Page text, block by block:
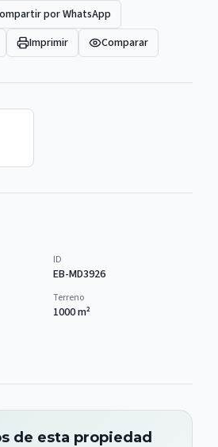
por WhatsApp
Imprimir Comparar
ID
EB-MD3926
Terreno
1000m²
de esta propiedad